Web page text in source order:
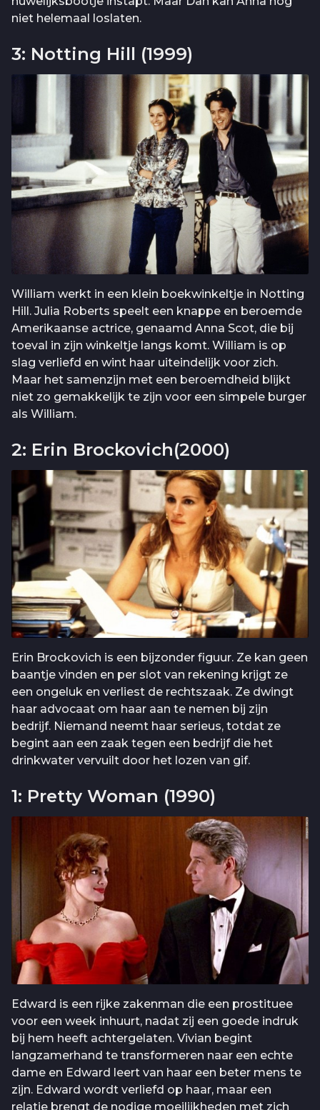
niet helemaal loslaten.
3: Notting Hill (1999)
William werkt in een klein boekwinkeltje in Notting
Hill. Julia Roberts speelt een knappe en beroemde
Amerikaanse actrice, genaamd Anna Scot, die bij
toeval in zijn winkeltje langs komt. William is op
slag verliefd en wint haar uiteindelijk voor zich.
Maar het samenzijn met een beroemdheid blijkt
niet zo gemakkelijk te zijn voor een simpele burger
als William.
2: Erin Brockovich(2000)
Erin Brockovich is een bijzonder figuur. Ze kan geen
baantje vinden en per slot van rekening krijgt ze
een ongeluk en verliest de rechtszaak. Ze dwingt
haar advocaat om haar aan te nemen bij zijn
bedrijf. Niemand neemt haar serieus, totdat ze
begint aan een zaak tegen een bedrijf die het
drinkwater vervuilt door het lozen van gif.
1: Pretty Woman (1990)
Edward is een rijke zakenman die een prostituee
voor een week inhuurt, nadat zij een goede indruk
bij hem heeft achtergelaten. Vivian begint
langzamerhand te transformeren naar een echte
dame en Edward leert van haar een beter mens te
zijn. Edward wordt verliefd op haar, maar een
relatie brengt de nodige moeilijkheden met zich